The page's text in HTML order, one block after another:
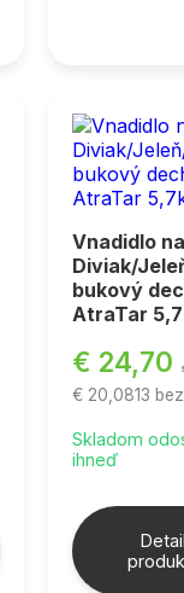
Vnadidlo
Diviak/
bukový
AtraTar
€ 24,70
€ 20,0813
Skladom
ihneď